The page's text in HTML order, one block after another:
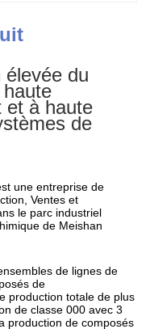
élevée du
et à haute
de
une entreprise de
Ventes et
le parc industriel
de Meishan
de lignes de
de
production totale de plus
de classe 000 avec 3
production de composés